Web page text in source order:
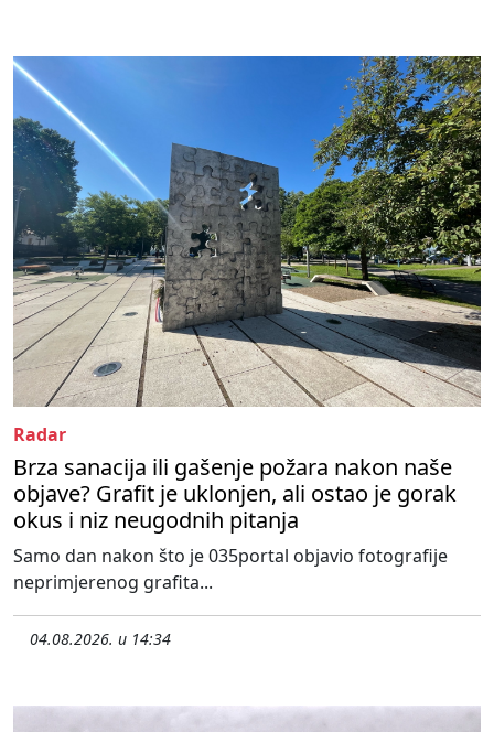
Radar
Brza sanacija ili gašenje požara nakon naše
objave? Grafit je uklonjen, ali ostao je gorak
okus i niz neugodnih pitanja
Samo dan nakon što je 035portal objavio fotografije
neprimjerenog grafita...
04.08.2026. u 14:34